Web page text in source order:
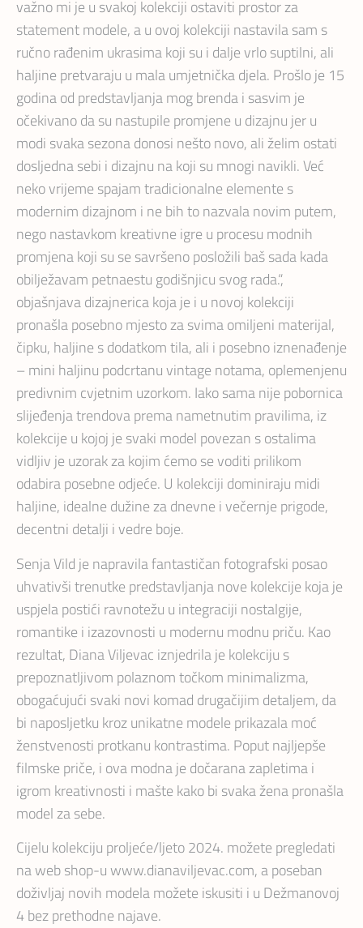
važno mi je u svakoj kolekciji ostaviti prostor za
statement modele, a u ovoj kolekciji nastavila sam s
ručno rađenim ukrasima koji su i dalje vrlo suptilni, ali
haljine pretvaraju u mala umjetnička djela. Prošlo je 15
godina od predstavljanja mog brenda i sasvim je
očekivano da su nastupile promjene u dizajnu jer u
modi svaka sezona donosi nešto novo, ali želim ostati
dosljedna sebi i dizajnu na koji su mnogi navikli. Već
neko vrijeme spajam tradicionalne elemente s
modernim dizajnom i ne bih to nazvala novim putem,
nego nastavkom kreativne igre u procesu modnih
promjena koji su se savršeno posložili baš sada kada
obilježavam petnaestu godišnjicu svog rada.“,
objašnjava dizajnerica koja je i u novoj kolekciji
pronašla posebno mjesto za svima omiljeni materijal,
čipku, haljine s dodatkom tila, ali i posebno iznenađenje
– mini haljinu podcrtanu vintage notama, oplemenjenu
predivnim cvjetnim uzorkom. Iako sama nije pobornica
slijeđenja trendova prema nametnutim pravilima, iz
kolekcije u kojoj je svaki model povezan s ostalima
vidljiv je uzorak za kojim ćemo se voditi prilikom
odabira posebne odjeće. U kolekciji dominiraju midi
haljine, idealne dužine za dnevne i večernje prigode,
decentni detalji i vedre boje.
Senja Vild je napravila fantastičan fotografski posao
uhvativši trenutke predstavljanja nove kolekcije koja je
uspjela postići ravnotežu u integraciji nostalgije,
romantike i izazovnosti u modernu modnu priču. Kao
rezultat, Diana Viljevac iznjedrila je kolekciju s
prepoznatljivom polaznom točkom minimalizma,
obogaćujući svaki novi komad drugačijim detaljem, da
bi naposljetku kroz unikatne modele prikazala moć
ženstvenosti protkanu kontrastima. Poput najljepše
filmske priče, i ova modna je dočarana zapletima i
igrom kreativnosti i mašte kako bi svaka žena pronašla
model za sebe.
Cijelu kolekciju proljeće/ljeto 2024. možete pregledati
na web shop-u www.dianaviljevac.com, a poseban
doživljaj novih modela možete iskusiti i u Dežmanovoj
4 bez prethodne najave.